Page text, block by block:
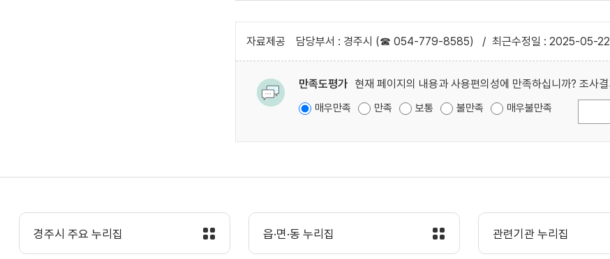
자료제공 담당부서 : 경주시 (☎ 054-779-8585) / 최근수정일 : 2025-05-22
만족도평가 현재 페이지의 내용과 사용편의성에 만족하십니까? 조사
매우만족 만족 보통 불만족 매우불만족
경주시 주요 누리집 읍·면·동 누리집 관련기관 누리집